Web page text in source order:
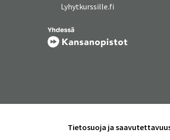
Lyhytkurssille.fi
Tietosuoja ja